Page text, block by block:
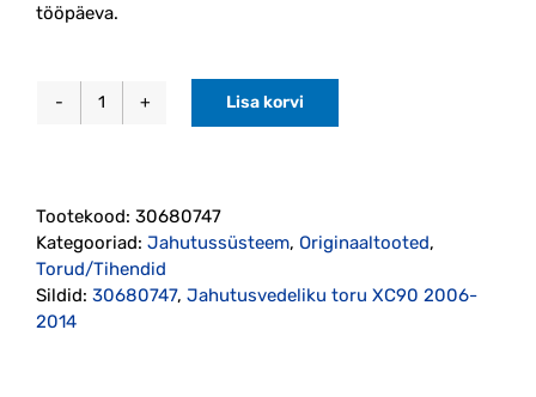
tööpäeva.
Jahutusvedeliku
2014
originaal
(30680747)
kogus
Lisa korvi
Tootekood: 30680747
Kategooriad: Jahutussüsteem, Originaaltooted,
Torud/Tihendid
Sildid: 30680747, Jahutusvedeliku toru XC90 2006-
2014